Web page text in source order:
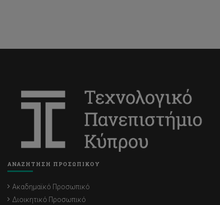
ΑΝΑΖΗΤΗΣΗ ΠΡΟΣΩΠΙΚΟΥ
Ακαδημαϊκό Προσωπικό
Διοικητικό Προσωπικό